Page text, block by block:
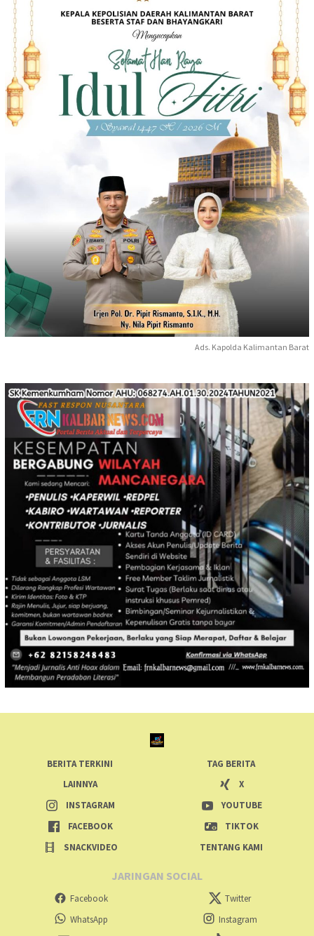
Ads. Kapolda Kalimantan Barat
BERITA TERKINI
TAG BERITA
LAINNYA
X
INSTAGRAM
YOUTUBE
FACEBOOK
TIKTOK
SNACKVIDEO
TENTANG KAMI
JARINGAN SOCIAL
Facebook
Twitter
WhatsApp
Instagram